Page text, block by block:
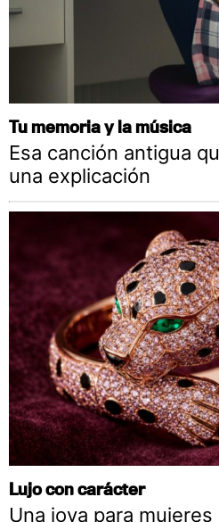
Tu memoria y la música
Esa canción antigua
una explicación
Lujo con carácter
Una joya para